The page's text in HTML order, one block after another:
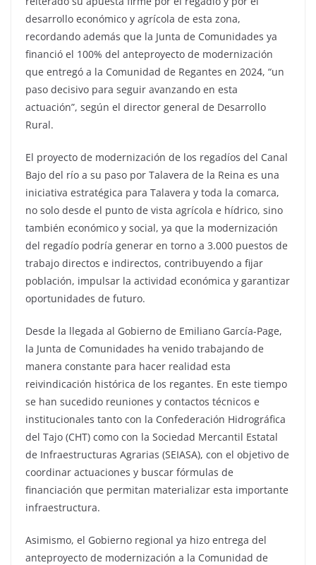
desarrollo económico y agrícola de esta zona,
recordando además que la Junta de Comunidades ya
financió el 100% del anteproyecto de modernización
que entregó a la Comunidad de Regantes en 2024, “un
paso decisivo para seguir avanzando en esta
actuación”, según el director general de Desarrollo
Rural.
El proyecto de modernización de los regadíos del Canal
Bajo del río a su paso por Talavera de la Reina es una
iniciativa estratégica para Talavera y toda la comarca,
no solo desde el punto de vista agrícola e hídrico, sino
también económico y social, ya que la modernización
del regadío podría generar en torno a 3.000 puestos de
trabajo directos e indirectos, contribuyendo a fijar
población, impulsar la actividad económica y garantizar
oportunidades de futuro.
Desde la llegada al Gobierno de Emiliano García-Page,
la Junta de Comunidades ha venido trabajando de
manera constante para hacer realidad esta
reivindicación histórica de los regantes. En este tiempo
se han sucedido reuniones y contactos técnicos e
institucionales tanto con la Confederación Hidrográfica
del Tajo (CHT) como con la Sociedad Mercantil Estatal
de Infraestructuras Agrarias (SEIASA), con el objetivo de
coordinar actuaciones y buscar fórmulas de
financiación que permitan materializar esta importante
infraestructura.
Asimismo, el Gobierno regional ya hizo entrega del
anteproyecto de modernización a la Comunidad de